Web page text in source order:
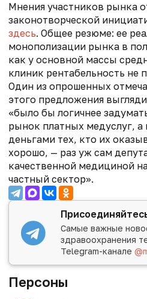
Мнения участников рынка
законотворческой
здесь. Общее резюме: ее
монополизации рынка в
как у основной массы
клиник рентабельность не
Один из опрошенных
этого предложения
«было бы логичнее
рынок платных медуслуг, а
деньгами тех, кто их
хорошо, — раз уж сам
качественной медициной
частный сектор».
Самые важные
здравоохранения
Telegram-канале
Персоны